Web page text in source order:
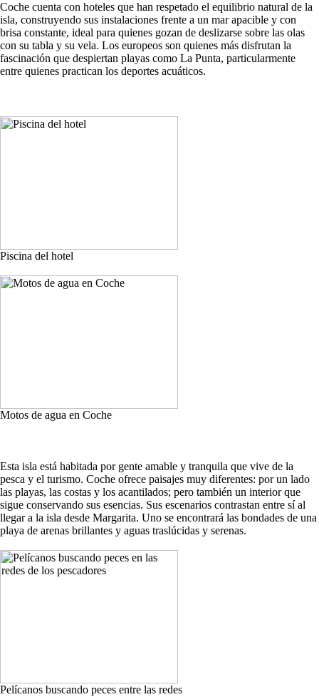
Coche cuenta con hoteles que han respetado el equilibrio natural de la
isla, construyendo sus instalaciones frente a un mar apacible y con
brisa constante, ideal para quienes gozan de deslizarse sobre las olas
con su tabla y su vela. Los europeos son quienes más disfrutan la
fascinación que despiertan playas como La Punta, particularmente
entre quienes practican los deportes acuáticos.
Piscina del hotel
Motos de agua en Coche
Esta isla está habitada por gente amable y tranquila que vive de la
pesca y el turismo. Coche ofrece paisajes muy diferentes: por un lado
las playas, las costas y los acantilados; pero también un interior que
sigue conservando sus esencias. Sus escenarios contrastan entre sí al
llegar a la isla desde Margarita. Uno se encontrará las bondades de una
playa de arenas brillantes y aguas traslúcidas y serenas.
Pelícanos buscando peces entre las redes